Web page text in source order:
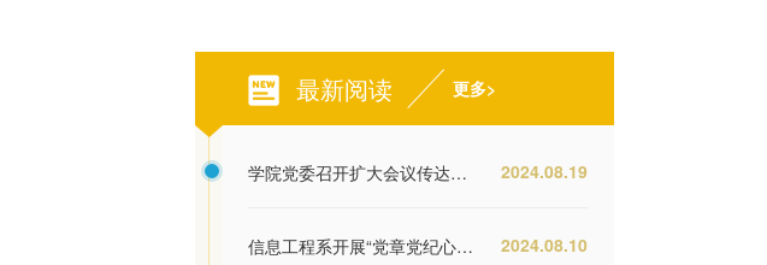
最新阅读 更多>
2024.08.19
学院党委召开扩大会议传达学习党的二十届三中全会精神
2024.08.10
信息工程系开展“党章党纪心中驻 红色基因脚下行”主题党日活动